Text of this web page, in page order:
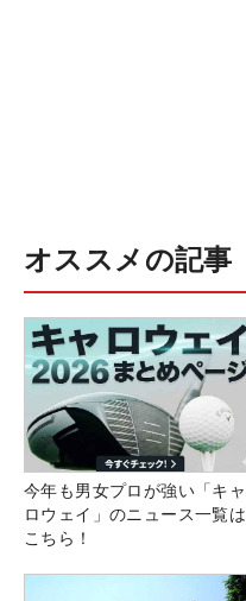
オススメの記事
今年も男女プロが強い「キャ
ロウェイ」のニュース一覧は
こちら！